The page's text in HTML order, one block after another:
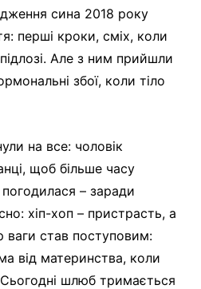
сина 2018 року
перші кроки, сміх, коли
Але з ним прийшли
збої, коли тіло
на все: чоловік
щоб більше часу
погодилася – заради
хіп-хоп – пристрасть, а
ваги став поступовим:
від материнства, коли
шлюб тримається